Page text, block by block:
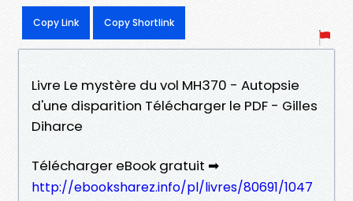
Copy Link Copy Shortlink
Livre Le mystère du vol MH370 - Autopsie
d'une disparition Télécharger le PDF - Gilles
Diharce
Télécharger eBook gratuit ➡
http://ebooksharez.info/pl/livres/80691/1047